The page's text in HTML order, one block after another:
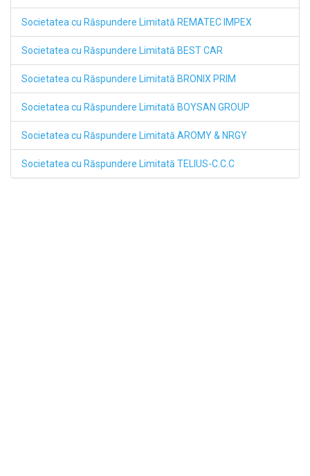
Societatea cu Răspundere Limitată REMATEC IMPEX
Societatea cu Răspundere Limitată BEST CAR
Societatea cu Răspundere Limitată BRONIX PRIM
Societatea cu Răspundere Limitată BOYSAN GROUP
Societatea cu Răspundere Limitată AROMY & NRGY
Societatea cu Răspundere Limitată TELIUS-C.C.C